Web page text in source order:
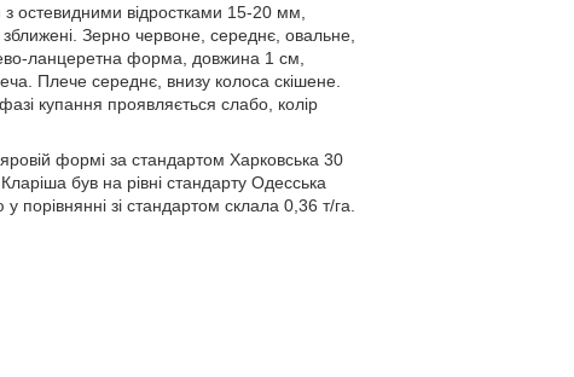
остевидними відростками 15-20 мм,
Зерно червоне, середнє, овальне,
ланцеретна форма, довжина 1 см,
Плече середнє, внизу колоса скішене.
купання проявляється слабо, колір
формі за стандартом Харковська 30
був на рівні стандарту Одесська
зі стандартом склала 0,36 т/га.